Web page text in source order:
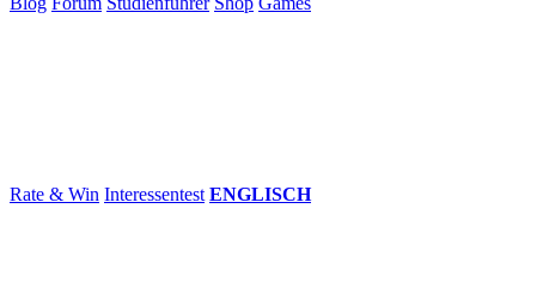
Rate & Win Interessentest ENGLISCH